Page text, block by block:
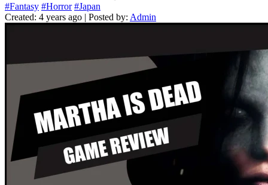
#Fantasy #Horror #Japan
Created: 4 years ago | Posted by: Admin